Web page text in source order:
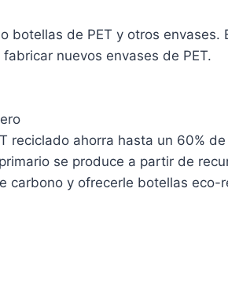
botellas de PET y otros
nuevos envases de PET.
reciclado ahorra hasta un 60%
se produce a partir de
carbono y ofrecerle botellas eco-